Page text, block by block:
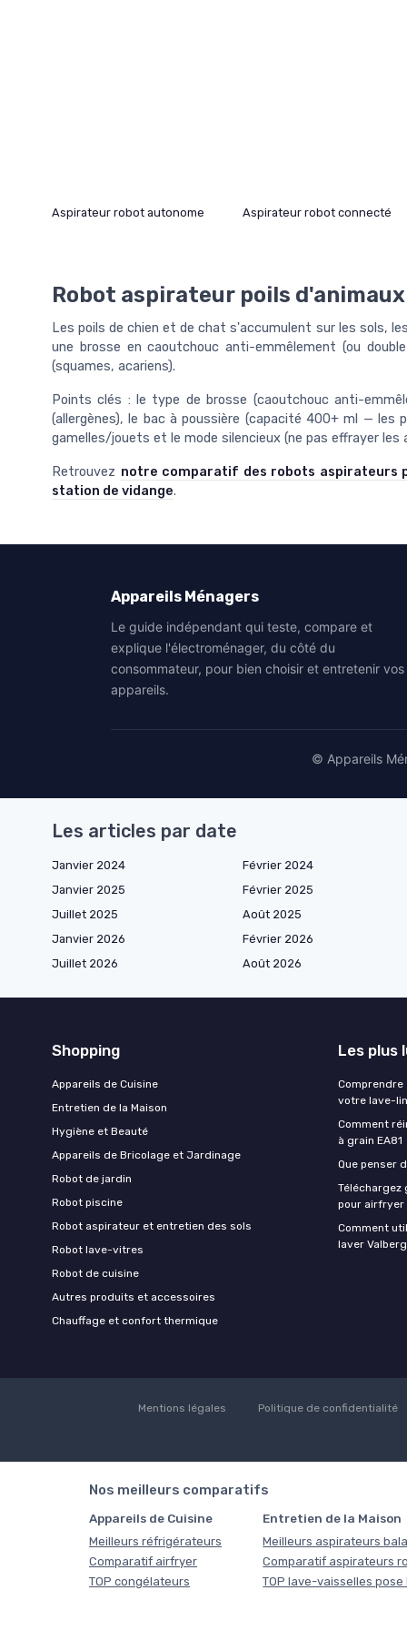
Aspirateur robot autonome Aspirateur robot connecté
Robot aspirateur poils
Les poils de chien et de chat s'accumulent sur les sols,
une brosse en caoutchouc anti-emmêlement (ou
(squames, acariens).
Points clés : le type de brosse (caoutchouc anti-
(allergènes), le bac à poussière (capacité 400+ ml —
gamelles/jouets et le mode silencieux (ne pas effrayer
Retrouvez notre comparatif des robots aspirateurs
station de vidange.
Appareils Ménagers
Le guide indépendant qui teste, compare et
explique l'électroménager, du côté du
consommateur, pour bien choisir et entretenir vos
appareils.
© Appareils
Les articles par date
Janvier 2024 Février 2024
Janvier 2025
Février 2025
Juillet 2025
Août 2025
Janvier 2026
Février 2026
Juillet 2026
Août 2026
Shopping
Appareils de Cuisine
Entretien de la Maison
Hygiène et Beauté
Appareils de Bricolage et Jardinage
Robot de jardin
Robot piscine
Robot aspirateur et entretien des sols
Robot lave-vitres
Robot de cuisine
Autres produits et accessoires
Chauffage et confort thermique
Les plus
votre lave-
Comment
à grain EA81
Que penser
pour airfryer
Comment
laver Valberg
Mentions légales Politique de confidentialité
Nos meilleurs comparatifs
Appareils de Cuisine
Meilleurs réfrigérateurs
Comparatif airfryer
TOP congélateurs
Entretien de la Maison
Meilleurs aspirateurs
Comparatif aspirateurs
TOP lave-vaisselles pose